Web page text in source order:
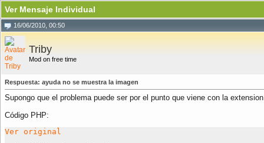
Ver Mensaje Individual
16/06/2010, 00:50
Triby
Mod on free time
Respuesta: ayuda no se muestra la imagen
Supongo que el problema puede ser por el punto que viene con la
Código PHP:
Ver original